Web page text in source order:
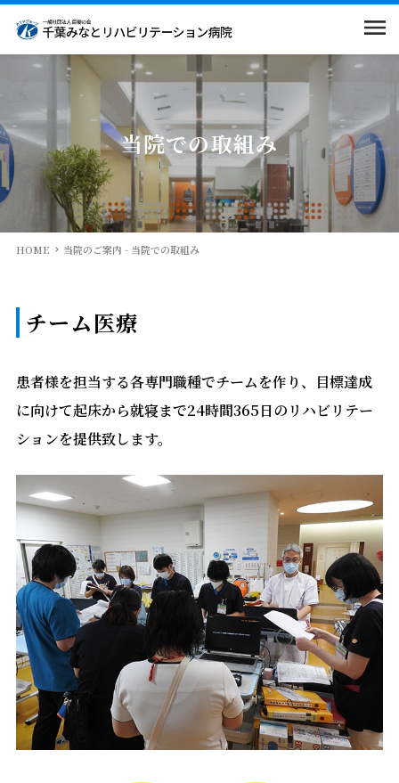
当院のご案内
院長挨拶
病院概要
回復期リハとは
実績紹介
館内案内
研究情報の公開
入院案内
入院のご案内
相談窓口
部門紹介
看護部
医事課
リハビリテーション科
求人情報
当院での取組み
HOME 当院のご案内 - 当院での取組み
チーム医療
患者様を担当する各専門職種でチームを作り、目標達成
に向けて起床から就寝まで24時間365日のリハビリテー
ションを提供致します。